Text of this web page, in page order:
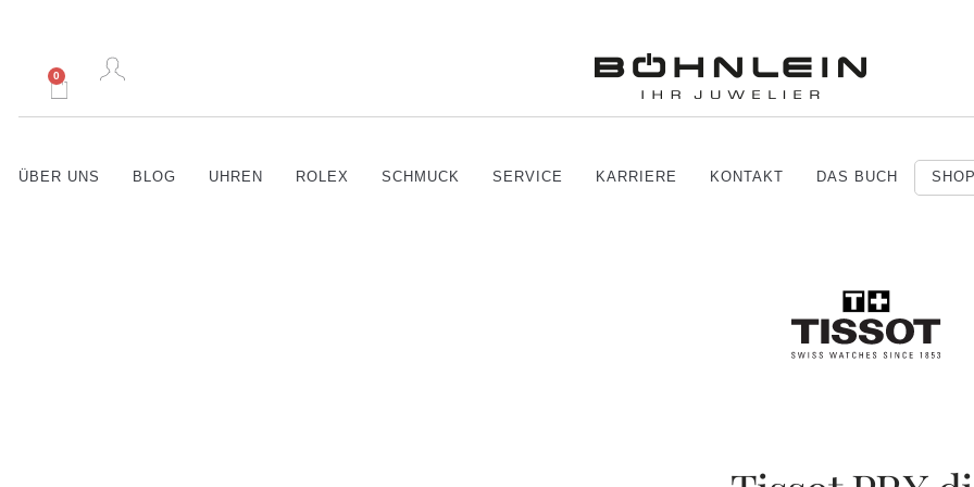
0
ÜBER UNS BLOG UHREN ROLEX SCHMUCK SERVICE KARRIERE KONTAKT DAS BUCH